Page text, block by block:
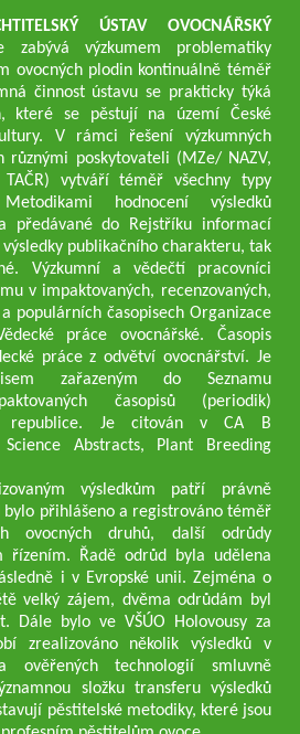
ÚSTAV OVOCNÁŘSKÝ
zabývá výzkumem problematiky
ovocných plodin kontinuálně téměř
činnost ústavu se prakticky týká
které se pěstují na území České
V rámci řešení výzkumných
různými poskytovateli (MZe/ NAZV,
vytváří téměř všechny typy
hodnocení výsledků
předávané do Rejstříku informací
výsledky publikačního charakteru, tak
Výzkumní a vědečtí pracovníci
v impaktovaných, recenzovaných,
populárních časopisech Organizace
práce ovocnářské. Časopis
práce z odvětví ovocnářství. Je
zařazeným do Seznamu
časopisů (periodik)
republice. Je citován v CA B
Abstracts, Plant Breeding
výsledkům patří právně
bylo přihlášeno a registrováno téměř
ovocných druhů, další odrůdy
řízením. Řadě odrůd byla udělena
i v Evropské unii. Zejména o
velký zájem, dvěma odrůdám byl
Dále bylo ve VŠÚO Holovousy za
zrealizováno několik výsledků v
ověřených technologií smluvně
složku transferu výsledků
pěstitelské metodiky, které jsou